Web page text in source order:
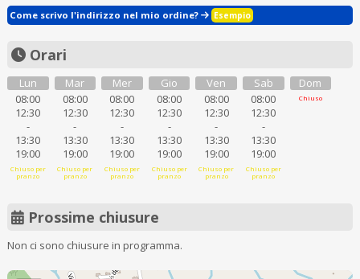
Come scrivo l'indirizzo nel mio ordine? Esempio
Orari
Lun
08:00
12:30
-
13:30
19:00
Chiuso per
pranzo
Mar
08:00
12:30
-
13:30
19:00
Chiuso per
pranzo
Mer
08:00
12:30
-
13:30
19:00
Chiuso per
pranzo
Gio
08:00
12:30
-
13:30
19:00
Chiuso per
pranzo
Ven
08:00
12:30
-
13:30
19:00
Chiuso per
pranzo
Sab
08:00
12:30
-
13:30
19:00
Chiuso per
pranzo
Dom
Chiuso
Prossime chiusure
Non ci sono chiusure in programma.